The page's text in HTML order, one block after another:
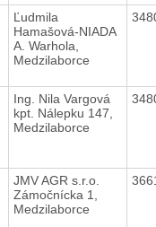
Ľudmila
Hamašová-NIADA
A. Warhola,
Medzilaborce
Ing. Nila Vargová
kpt. Nálepku 147,
Medzilaborce
JMV AGR s.r.o.
Zámočnícka 1,
Medzilaborce